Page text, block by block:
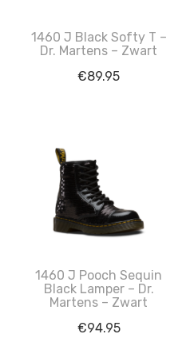
1460 J Black Softy T –
Dr. Martens – Zwart
€89.95
1460 J Pooch Sequin
Black Lamper – Dr.
Martens – Zwart
€94.95